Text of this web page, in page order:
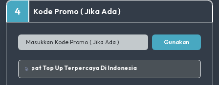
4 Kode Promo ( Jika Ada )
Gunakan
Tempat Top Up Terpercaya Di Indonesia